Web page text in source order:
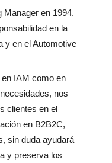
en 1994.
en la
y en el Automotive
IAM como en
nos
clientes en el
en B2B2C,
sin duda ayudará
y preserva los